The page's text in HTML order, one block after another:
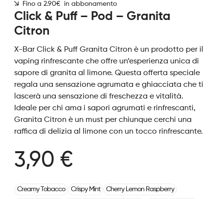
Fino a 2.90€ in abbonamento
Click & Puff – Pod – Granita
Citron
X-Bar Click & Puff Granita Citron è un prodotto per il
vaping rinfrescante che offre un’esperienza unica di
sapore di granita al limone. Questa offerta speciale
regala una sensazione agrumata e ghiacciata che ti
lascerà una sensazione di freschezza e vitalità.
Ideale per chi ama i sapori agrumati e rinfrescanti,
Granita Citron è un must per chiunque cerchi una
raffica di delizia al limone con un tocco rinfrescante.
3,90 €
Creamy Tobacco Crispy Mint Cherry Lemon Raspberry